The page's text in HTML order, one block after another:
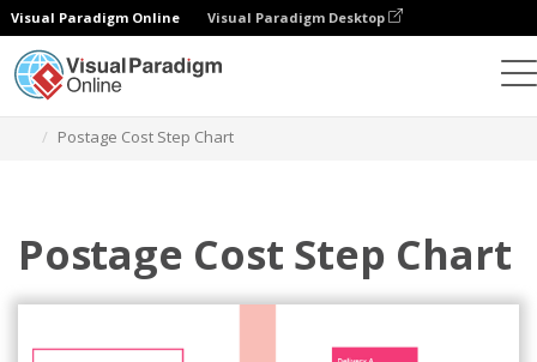
Visual Paradigm Online Visual Paradigm Desktop
Postage Cost Step Chart
Postage Cost Step Chart